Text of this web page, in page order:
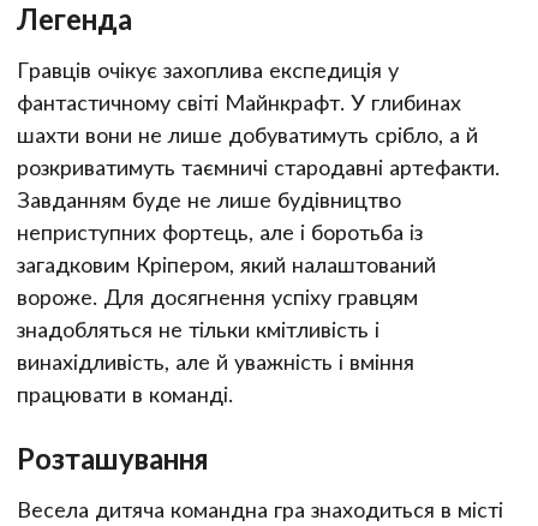
Легенда
Гравців очікує захоплива експедиція у
фантастичному світі Майнкрафт. У глибинах
шахти вони не лише добуватимуть срібло, а й
розкриватимуть таємничі стародавні артефакти.
Завданням буде не лише будівництво
неприступних фортець, але і боротьба із
загадковим Кріпером, який налаштований
вороже. Для досягнення успіху гравцям
знадобляться не тільки кмітливість і
винахідливість, але й уважність і вміння
працювати в команді.
Розташування
Весела дитяча командна гра знаходиться в місті